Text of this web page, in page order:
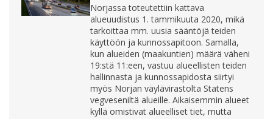
Norjassa toteutettiin kattava
alueuudistus 1. tammikuuta 2020, mikä
tarkoittaa mm. uusia sääntöjä teiden
käyttöön ja kunnossapitoon. Samalla,
kun alueiden (maakuntien) määrä väheni
19:stä 11:een, vastuu alueellisten teiden
hallinnasta ja kunnossapidosta siirtyi
myös Norjan väylävirastolta Statens
vegveseniltä alueille. Aikaisemmin alueet
kyllä omistivat alueelliset tiet, mutta